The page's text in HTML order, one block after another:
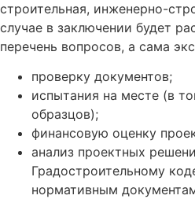
строительная, инженерно-
случае в заключении будет
перечень вопросов, а сама
проверку документов;
испытания на месте (в
образцов);
финансовую оценку
анализ проектных
Градостроительному
нормативным